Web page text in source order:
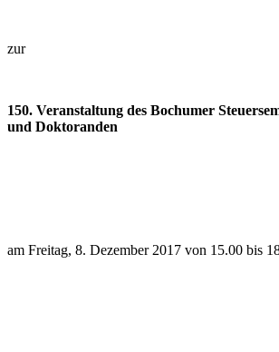
zur
150. Veranstaltung des Bochumer
und Doktoranden
am Freitag, 8. Dezember 2017 von 15.00 bis